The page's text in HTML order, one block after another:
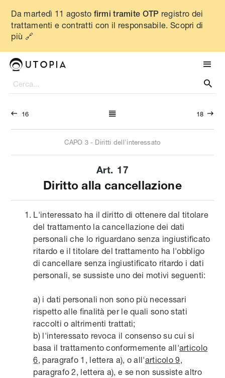
Da martedì 11 agosto firmi tramite OTP registro dei
trattamenti e contratti con il responsabile. Scopri di
più 🔗

 16  18 
CAPO 3 - Diritti dell'interessato
Art. 17
Diritto alla cancellazione
L'interessato ha il diritto di ottenere dal titolare
del trattamento la cancellazione dei dati
personali che lo riguardano senza ingiustificato
ritardo e il titolare del trattamento ha l'obbligo
di cancellare senza ingiustificato ritardo i dati
personali, se sussiste uno dei motivi seguenti:
a) i dati personali non sono più necessari
rispetto alle finalità per le quali sono stati
raccolti o altrimenti trattati;
b) l'interessato revoca il consenso su cui si
basa il trattamento conformemente all'articolo
6, paragrafo 1, lettera a), o all'articolo 9,
paragrafo 2, lettera a), e se non sussiste altro